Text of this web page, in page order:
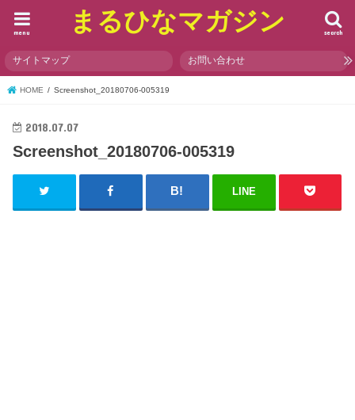
まるひなマガジン search
menu
サイトマップ お問い合わせ
HOME Screenshot_20180706-005319
2018.07.07
Screenshot_20180706-005319
LINE